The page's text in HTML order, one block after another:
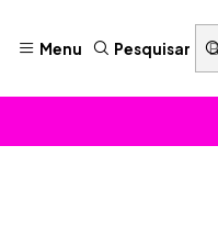
Menu Pesquisar